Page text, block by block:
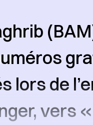
lors de
vers